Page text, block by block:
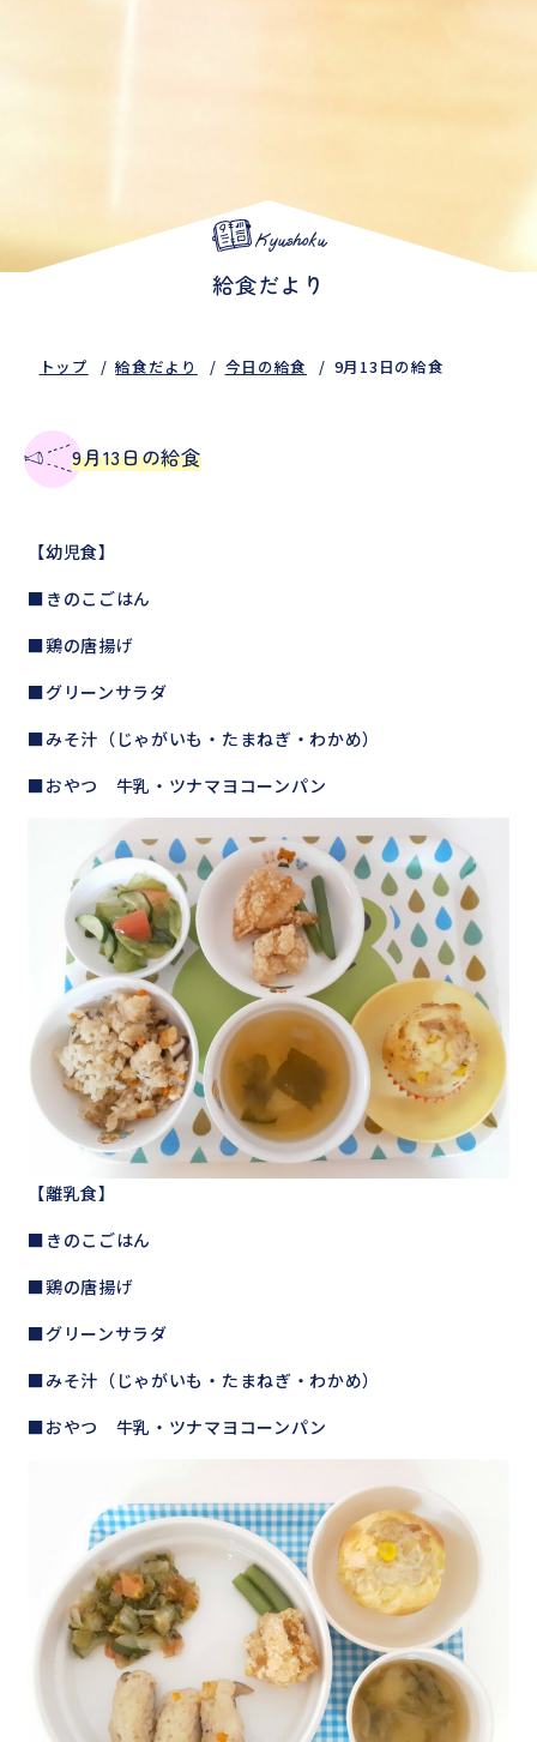
Kyushoku
給食だより
トップ 給食だより 今日の給食 9月13日の給食
9月13日の給食
【幼児食】
■きのこごはん
■鶏の唐揚げ
■グリーンサラダ
■みそ汁（じゃがいも・たまねぎ・わかめ）
■おやつ 牛乳・ツナマヨコーンパン
【離乳食】
■きのこごはん
■鶏の唐揚げ
■グリーンサラダ
■みそ汁（じゃがいも・たまねぎ・わかめ）
■おやつ 牛乳・ツナマヨコーンパン